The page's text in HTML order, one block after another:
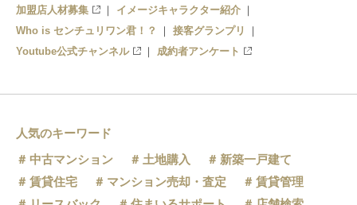
加盟店人材募集
イメージキャラクター紹介
Who is センチュリワン君！？
接客グランプリ
Youtube公式チャンネル
成約者アンケート
人気のキーワード
中古マンション
土地購入
新築一戸建て
賃貸住宅
マンション売却・査定
賃貸管理